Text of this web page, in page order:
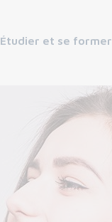
Étudier et se former